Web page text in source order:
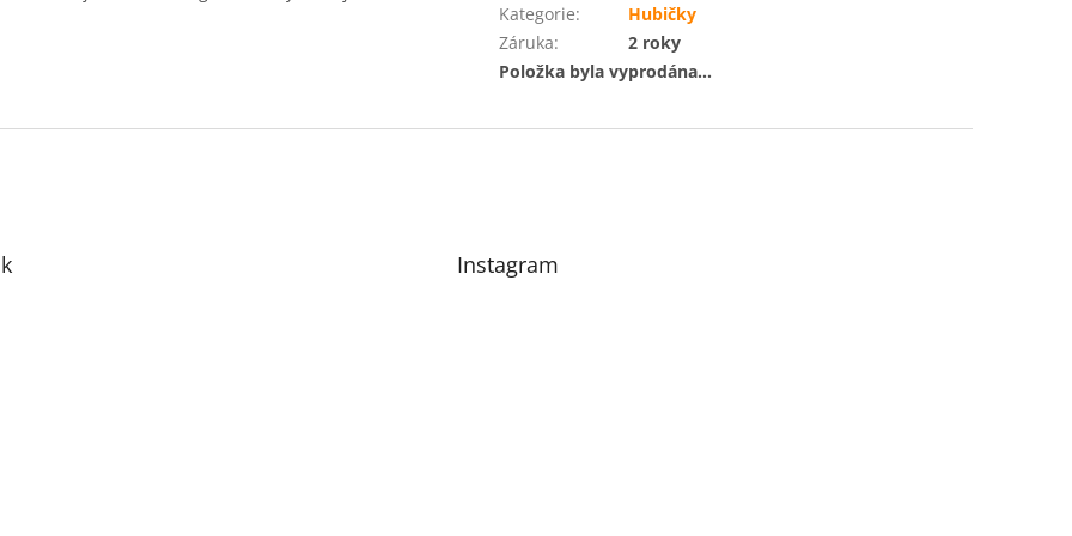
Kategorie:
Hubičky
Záruka:
2 roky
Položka byla vyprodána…
Instagram